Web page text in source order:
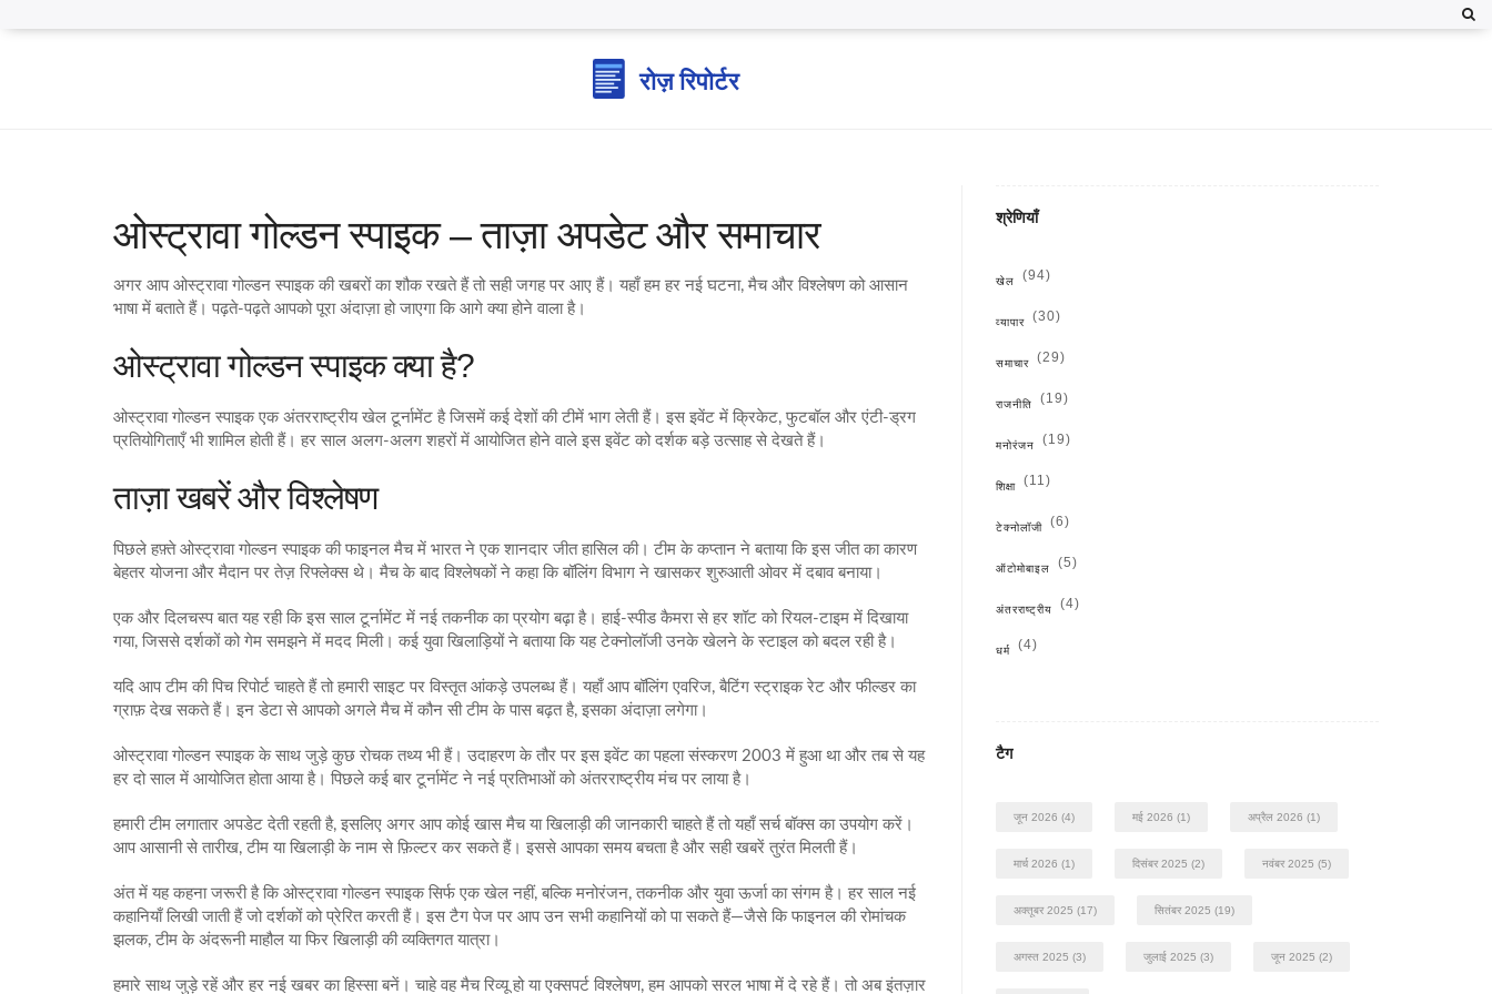
ओस्ट्रावा गोल्डन स्पाइक – ताज़ा अपडेट और समाचार
अगर आप ओस्ट्रावा गोल्डन स्पाइक की खबरों का शौक रखते हैं तो सही जगह पर आए हैं। यहाँ हम हर नई घटना, मैच और विश्लेषण को आसान
भाषा में बताते हैं। पढ़ते‑पढ़ते आपको पूरा अंदाज़ा हो जाएगा कि आगे क्या होने वाला है।
ओस्ट्रावा गोल्डन स्पाइक क्या है?
ओस्ट्रावा गोल्डन स्पाइक एक अंतरराष्ट्रीय खेल टूर्नामेंट है जिसमें कई देशों की टीमें भाग लेती हैं। इस इवेंट में क्रिकेट, फुटबॉल और एंटी‑ड्रग
प्रतियोगिताएँ भी शामिल होती हैं। हर साल अलग‑अलग शहरों में आयोजित होने वाले इस इवेंट को दर्शक बड़े उत्साह से देखते हैं।
ताज़ा खबरें और विश्लेषण
पिछले हफ़्ते ओस्ट्रावा गोल्डन स्पाइक की फाइनल मैच में भारत ने एक शानदार जीत हासिल की। टीम के कप्तान ने बताया कि इस जीत का कारण
बेहतर योजना और मैदान पर तेज़ रिफ्लेक्स थे। मैच के बाद विश्लेषकों ने कहा कि बॉलिंग विभाग ने खासकर शुरुआती ओवर में दबाव बनाया।
एक और दिलचस्प बात यह रही कि इस साल टूर्नामेंट में नई तकनीक का प्रयोग बढ़ा है। हाई‑स्पीड कैमरा से हर शॉट को रियल‑टाइम में दिखाया
गया, जिससे दर्शकों को गेम समझने में मदद मिली। कई युवा खिलाड़ियों ने बताया कि यह टेक्नोलॉजी उनके खेलने के स्टाइल को बदल रही है।
यदि आप टीम की पिच रिपोर्ट चाहते हैं तो हमारी साइट पर विस्तृत आंकड़े उपलब्ध हैं। यहाँ आप बॉलिंग एवरिज, बैटिंग स्ट्राइक रेट और फील्डर का
ग्राफ़ देख सकते हैं। इन डेटा से आपको अगले मैच में कौन सी टीम के पास बढ़त है, इसका अंदाज़ा लगेगा।
ओस्ट्रावा गोल्डन स्पाइक के साथ जुड़े कुछ रोचक तथ्य भी हैं। उदाहरण के तौर पर इस इवेंट का पहला संस्करण 2003 में हुआ था और तब से यह
हर दो साल में आयोजित होता आया है। पिछले कई बार टूर्नामेंट ने नई प्रतिभाओं को अंतरराष्ट्रीय मंच पर लाया है।
हमारी टीम लगातार अपडेट देती रहती है, इसलिए अगर आप कोई खास मैच या खिलाड़ी की जानकारी चाहते हैं तो यहाँ सर्च बॉक्स का उपयोग करें।
आप आसानी से तारीख, टीम या खिलाड़ी के नाम से फ़िल्टर कर सकते हैं। इससे आपका समय बचता है और सही खबरें तुरंत मिलती हैं।
अंत में यह कहना जरूरी है कि ओस्ट्रावा गोल्डन स्पाइक सिर्फ एक खेल नहीं, बल्कि मनोरंजन, तकनीक और युवा ऊर्जा का संगम है। हर साल नई
कहानियाँ लिखी जाती हैं जो दर्शकों को प्रेरित करती हैं। इस टैग पेज पर आप उन सभी कहानियों को पा सकते हैं—जैसे कि फाइनल की रोमांचक
झलक, टीम के अंदरूनी माहौल या फिर खिलाड़ी की व्यक्तिगत यात्रा।
हमारे साथ जुड़े रहें और हर नई खबर का हिस्सा बनें। चाहे वह मैच रिव्यू हो या एक्सपर्ट विश्लेषण, हम आपको सरल भाषा में दे रहे हैं। तो अब इंतज़ार
श्रेणियाँ
खेल (94)
व्यापार (30)
समाचार (29)
राजनीति (19)
मनोरंजन (19)
शिक्षा (11)
टेक्नोलॉजी (6)
ऑटोमोबाइल (5)
अंतरराष्ट्रीय (4)
धर्म (4)
टैग
जून 2026 (4) मई 2026 (1) अप्रैल 2026 (1)
मार्च 2026 (1) दिसंबर 2025 (2) नवंबर 2025 (5)
अक्तूबर 2025 (17) सितंबर 2025 (19)
अगस्त 2025 (3) जुलाई 2025 (3) जून 2025 (2)